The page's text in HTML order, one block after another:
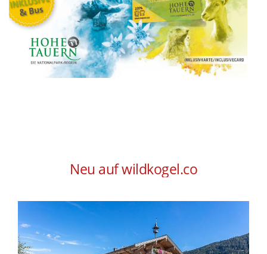
Neu auf wildkogel.co